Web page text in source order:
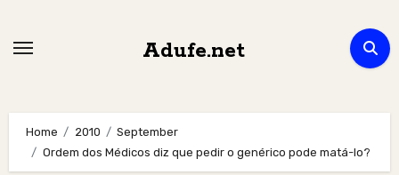
Adufe.net
Home 2010
September
Ordem dos Médicos diz que pedir o genérico pode matá-lo?